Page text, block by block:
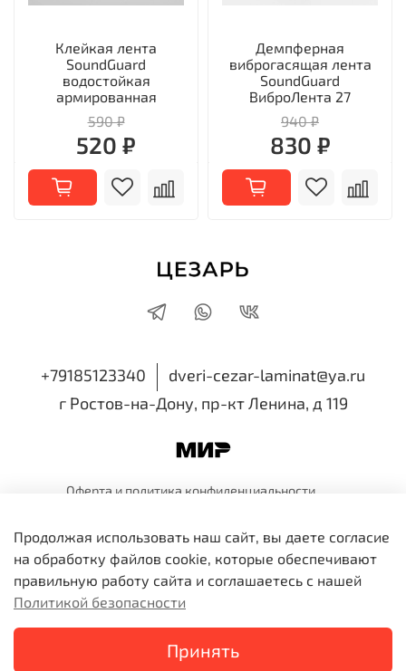
Клейкая лента
SoundGuard
водостойкая
армированная
590 ₽
520 ₽
Демпферная
виброгасящая лента
SoundGuard
ВиброЛента 27
940 ₽
830 ₽
+79185123340
dveri-cezar-laminat@ya.ru
г Ростов-на-Дону, пр-кт Ленина, д 119
Оферта и политика конфиденциальности
ИП Семенова Виктория Николаевна
ИНН 616518514810 ОГРНИП 318819600109991
Продолжая использовать наш сайт, вы даете согласие
на обработку файлов cookie, которые обеспечивают
правильную работу сайта и соглашаетесь с нашей
Политикой безопасности
Принять